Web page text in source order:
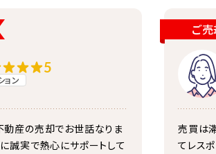
5
ョン
動産の売却でお世話なりま
誠実で熱心にサポートして
ご
売買は
てレス